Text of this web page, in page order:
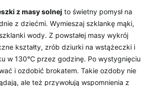
z‌ masy solnej to świetny⁢ pomysł na
z‌ dziećmi. Wymieszaj szklankę mąki,
wody. Z powstałej masy wykrój
kształty, zrób dziurki na wstążeczki ​i‍
w 130°C przez godzinę. Po‍ wystygnięciu​
i ozdobić brokatem. Takie ozdoby ⁣nie⁤
ale⁢ też przywołują wspomnienia z‌